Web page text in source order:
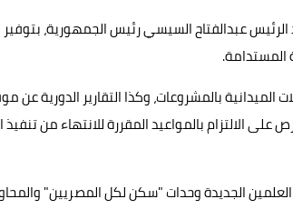
عبدالفتاح السيسي رئيس الجمهورية،
الميدانية بالمشروعات، وكذا التقارير الدورية
على الالتزام بالمواعيد المقررة للانتهاء من
الجديدة وحدات "سكن لكل المصريين"